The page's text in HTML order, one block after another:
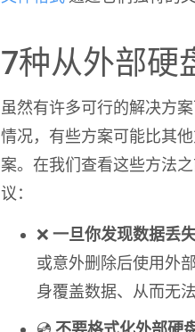
7种从外部硬
虽然有许多可行的解决方
情况，有些方案可能比其
案。在我们查看这些方法
议：
❌ 一旦你发现数据丢
或意外删除后使用外
身覆盖数据、从而无